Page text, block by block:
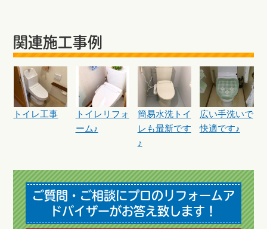
関連施工事例
トイレ工事
トイレリフォ
ーム♪
簡易水洗トイ
レも最新です
♪
広い手洗いで
快適です♪
ご質問・ご相談にプロのリフォームア
ドバイザーがお答え致します！